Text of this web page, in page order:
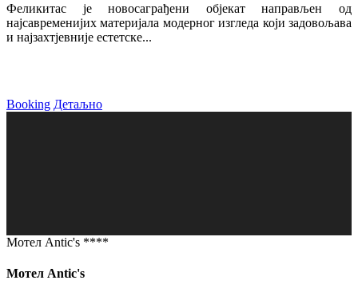
Феликитас је новосаграђени објекат направљен од
најсавременијих материјала модерног изгледа који задовољава
и најзахтјевније естетске...
Booking Детаљно
Мотел Antic's ****
Мотел Antic's